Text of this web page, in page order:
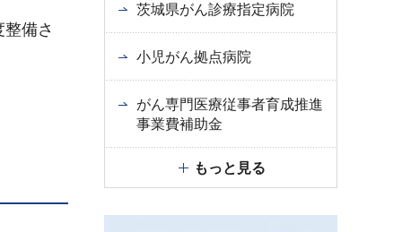
備さ
茨城県がん診療指定病院
小児がん拠点病院
がん専門医療従事者育成推進
事業費補助金
もっと見る